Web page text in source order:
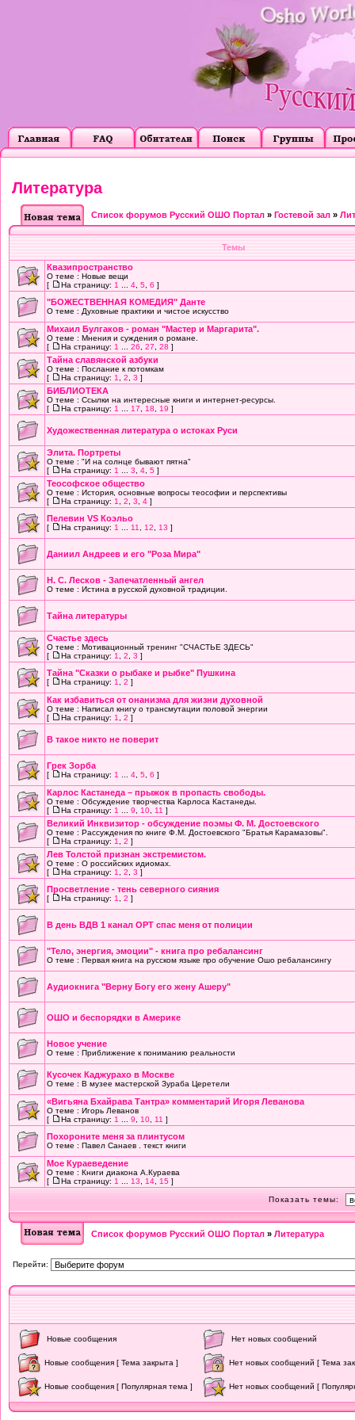
Литература
Список форумов Русский ОШО Портал » Гостевой зал »
Темы
Квазипространство
О теме : Новые вещи
[
На страницу: 1 4 5 6 ]
"БОЖЕСТВЕННАЯ КОМЕДИЯ" Данте
О теме : Духовные практики и чистое искусство
Михаил Булгаков - роман "Мастер и Маргарита".
О теме : Мнения и суждения о романе.
[
На страницу: 1 26 27 28 ]
Тайна славянской азбуки
О теме : Послание к потомкам
[
На страницу: 1 2 3 ]
БИБЛИОТЕКА
О теме : Ссылки на интересные книги и интернет-ресурсы.
[
На страницу: 1 17 18 19 ]
Художественная литература о истоках Руси
Элита. Портреты
О теме : "И на солнце бывают пятна"
[
На страницу: 1 3 4 5 ]
Теософское общество
О теме : История, основные вопросы теософии и перспективы
[
На страницу: 1 2 3 4 ]
Пелевин VS Коэльо
[ На страницу: 1 11 12 13 ]
Даниил Андреев и его "Роза Мира"
Н. С. Лесков - Запечатленный ангел
О теме : Истина в русской духовной традиции.
Тайна литературы
Счастье здесь
О теме : Мотивационный тренинг "СЧАСТЬЕ ЗДЕСЬ"
[
На страницу: 1 2 3 ]
Тайна "Сказки о рыбаке и рыбке" Пушкина
[ На страницу: 1 2 ]
Как избавиться от онанизма для жизни духовной
О теме : Написал книгу о трансмутации половой энергии
[
На страницу: 1 2 ]
В такое никто не поверит
Грек Зорба
[ На страницу: 1 4 5 6 ]
Карлос Кастанеда – прыжок в пропасть свободы.
О теме : Обсуждение творчества Карлоса Кастанеды.
[
На страницу: 1 9 10 11 ]
Великий Инквизитор - обсуждение поэмы Ф. М. Достоевского
О теме : Рассуждения по книге Ф.М. Достоевского "Братья Карамазовы".
[
На страницу: 1 2 ]
Лев Толстой признан экстремистом.
О теме : О российских идиомах.
[
На страницу: 1 2 3 ]
Просветление - тень северного сияния
[ На страницу: 1 2 ]
В день ВДВ 1 канал ОРТ спас меня от полиции
"Тело, энергия, эмоции" - книга про ребалансинг
О теме : Первая книга на русском языке про обучение Ошо ребалансингу
Аудиокнига "Верну Богу его жену Ашеру"
ОШО и беспорядки в Америке
Новое учение
О теме : Приближение к пониманию реальности
Кусочек Каджурахо в Москве
О теме : В музее мастерской Зураба Церетели
«Вигьяна Бхайрава Тантра» комментарий Игоря Леванова
О теме : Игорь Леванов
[
На страницу: 1 9 10 11 ]
Похороните меня за плинтусом
О теме : Павел Санаев . текст книги
Мое Кураеведение
О теме : Книги диакона А.Кураева
[
На страницу: 1 13 14 15 ]
Показать темы:
Список форумов Русский ОШО Портал » Литература
Перейти:
Новые сообщения Нет новых сообщений
Новые сообщения [ Тема закрыта ] Нет новых сообщений [ Тема
Новые сообщения [ Популярная тема ] Нет новых сообщений [